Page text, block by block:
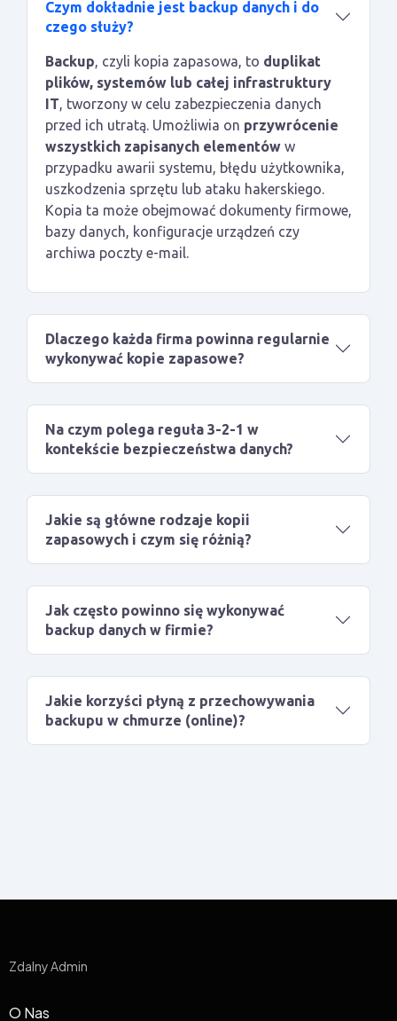
Czym dokładnie jest backup danych i do
czego służy?
Backup, czyli kopia zapasowa, to duplikat
plików, systemów lub całej infrastruktury
IT, tworzony w celu zabezpieczenia danych
przed ich utratą. Umożliwia on przywrócenie
wszystkich zapisanych elementów w
przypadku awarii systemu, błędu użytkownika,
uszkodzenia sprzętu lub ataku hakerskiego.
Kopia ta może obejmować dokumenty firmowe,
bazy danych, konfiguracje urządzeń czy
archiwa poczty e-mail.
Dlaczego każda firma powinna regularnie
wykonywać kopie zapasowe?
Na czym polega reguła 3-2-1 w
kontekście bezpieczeństwa danych?
Jakie są główne rodzaje kopii
zapasowych i czym się różnią?
Jak często powinno się wykonywać
backup danych w firmie?
Jakie korzyści płyną z przechowywania
backupu w chmurze (online)?
Zdalny Admin
O Nas